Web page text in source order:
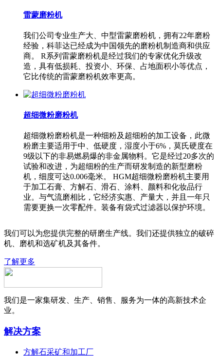
雷蒙磨粉机
我们公司专业生产大、中型雷蒙磨粉机，拥有22年磨粉
经验，科菲达已经成为中国领先的磨粉机制造商和供应
商。 R系列雷蒙磨粉机是经过我们的专家优化升级改
造，具有低损耗、投资小、环保、占地面积小等优点，
它比传统的雷蒙磨粉机效率更高。
超细微粉磨粉机
超细微粉磨粉机是一种细粉及超细粉的加工设备，此微
粉磨主要适用于中、低硬度，湿度小于6%，莫氏硬度在
9级以下的非易燃易爆的非金属物料。它是经过20多次的
试验和改进，为超细粉的生产而研发制造的新型磨粉
机，细度可达0.006毫米。 HGM超细微粉磨粉机主要用
于加工石膏、方解石、滑石、涂料、颜料和化妆品行
业。与气流磨相比，它经济实惠、产量大，并且一年只
需要更换一次零配件。装备有袋式过滤器以保护环境。
我们可以为您提供完整的研磨生产线。我们还提供独立的破碎
机、磨机和选矿机及其备件。
了解更多
我们是一家集研发、生产、销售、服务为一体的高新技术企
业。
解决方案
方解石采矿和加工厂